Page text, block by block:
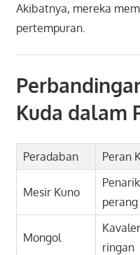
Akibatnya, mereka
pertempuran.
Kuda dalam
Peradaban Peran
Mesir Kuno
perang
Mongol
ringan